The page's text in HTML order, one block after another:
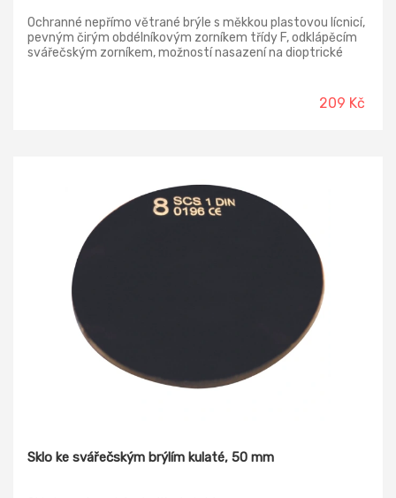
Ochranné nepřímo větrané brýle s měkkou plastovou lícnicí,
pevným čirým obdélníkovým zorníkem třídy F, odklápěcím
svářečským zorníkem, možností nasazení na dioptrické
nejsou součástí, nutno objednat samostatně. Vyhovuje209 Kč
Sklo ke svářečským brýlím kulaté, 50 mm